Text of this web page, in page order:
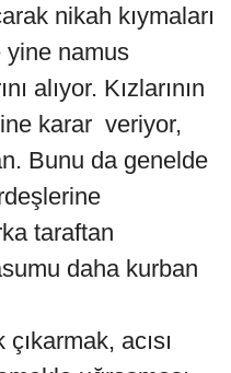
nikah kıymaları
yine namus
alıyor. Kızlarının
karar veriyor,
Bunu da genelde
taraftan
daha kurban
acısı